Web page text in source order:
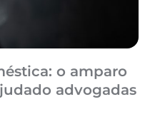
o amparo
advogadas